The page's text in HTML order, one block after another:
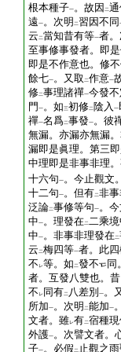
根本種子一。故因 二
遠一。次明 二習因不同
云 二當知昔有等一者
至事修事發者。即
即是不作意也。修
餘七一。又取 二作意一
修二事理諸禪一今發
門 一。如三初修二 陰入 一
禪一名爲二事發一。彼
無漏。亦漏亦無漏
漏即是眞理。第三
中理即是非事非理
十六句一。今止觀文
十二句一。但有二非
泛論二事修等句一。
中一。理發在二二乘
中一。非事非理發在二
云 二梅四等一者。此
不 レ等。如 二發不
同
者。互發八雙也。
不 レ 同有二 八差別 一。
所加一。次明 二能加一
文者。雖レ有二宿種
外護一。次譬文者。
子一。必假 二止觀之